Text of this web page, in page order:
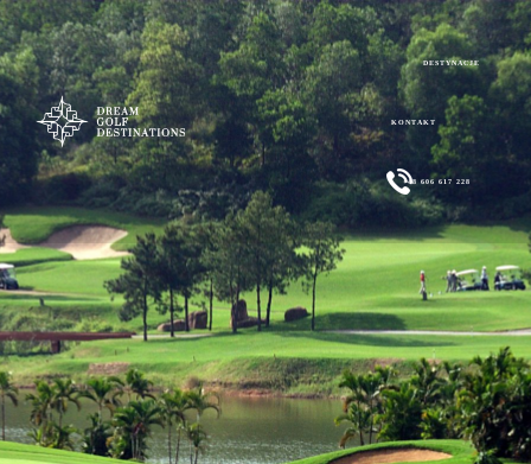
DESTYNACJE
KONTAKT
+48 606 617 228